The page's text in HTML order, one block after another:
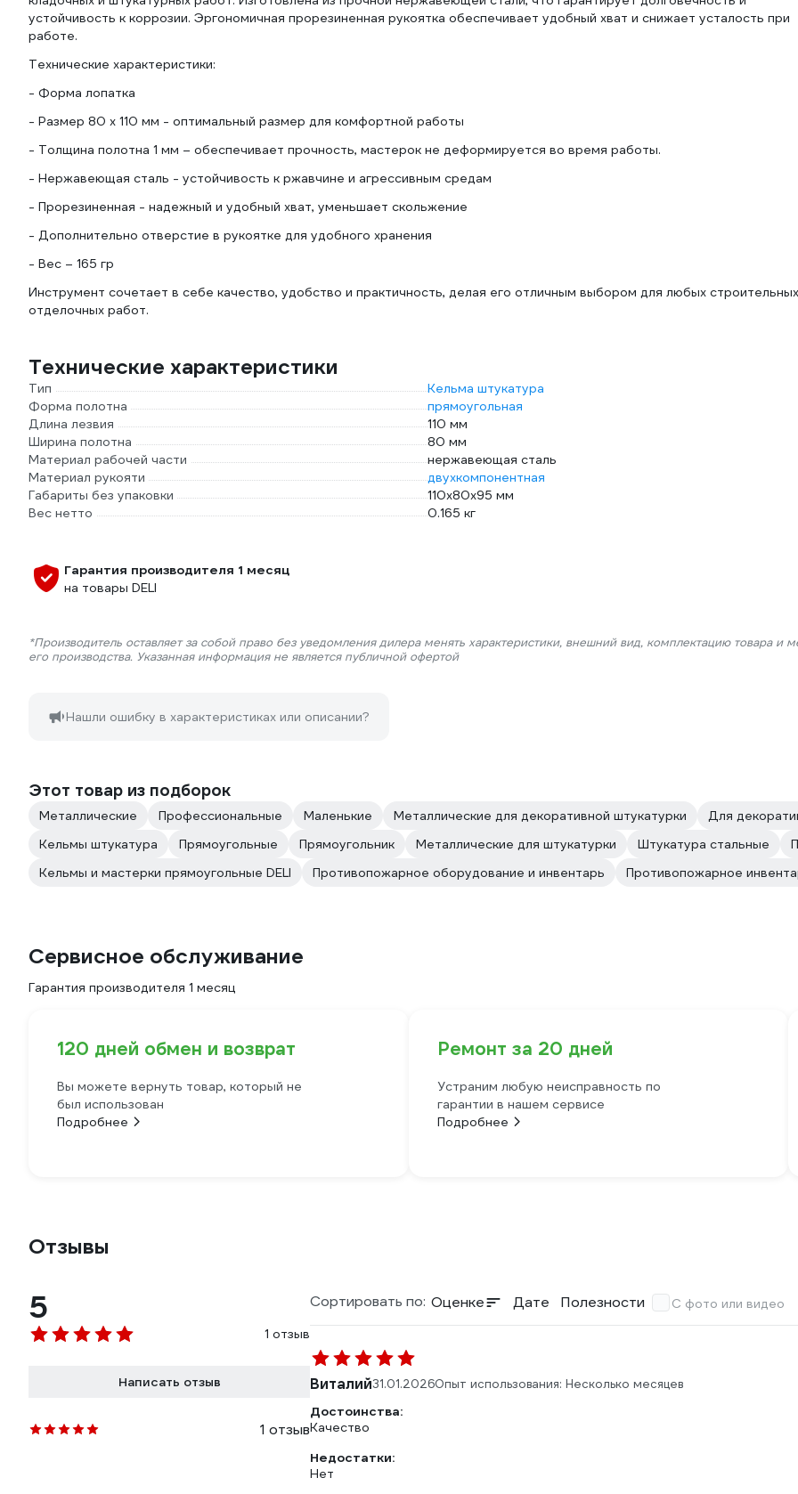
устойчивость к коррозии. Эргономичная прорезиненная рукоятка обеспечивает удобный хват и снижает усталость при
работе.
Технические характеристики:
- Форма лопатка
- Размер 80 х 110 мм - оптимальный размер для комфортной работы
- Толщина полотна 1 мм – обеспечивает прочность, мастерок не деформируется во время работы.
- Нержавеющая сталь - устойчивость к ржавчине и агрессивным средам
- Прорезиненная - надежный и удобный хват, уменьшает скольжение
- Дополнительно отверстие в рукоятке для удобного хранения
- Вес – 165 гр
Инструмент сочетает в себе качество, удобство и практичность, делая его отличным выбором для любых
отделочных работ.
Технические характеристики
Тип
Кельма штукатура
Форма полотна
прямоугольная
Длина лезвия
110 мм
Ширина полотна
80 мм
Материал рабочей части
нержавеющая сталь
Материал рукояти
двухкомпонентная
Габариты без упаковки
110х80х95 мм
Вес нетто
0.165 кг
Гарантия производителя 1 месяц
на товары DELI
*Производитель оставляет за собой право без уведомления дилера менять характеристики, внешний вид, комплектацию товара и
его производства. Указанная информация не является публичной офертой
Нашли ошибку в характеристиках или описании?
Этот товар из подборок
Металлические Профессиональные Маленькие Металлические для декоративной штукатурки
Для
Кельмы штукатура
Прямоугольные Прямоугольник Металлические для штукатурки Штукатура стальные
Кельмы и мастерки прямоугольные DELI
Противопожарное оборудование и инвентарь Противопожарное
Сервисное обслуживание
Гарантия производителя 1 месяц
120 дней обмен и возврат
Вы можете вернуть товар, который не
был использован
Подробнее
Ремонт за 20 дней
Устраним любую неисправность по
гарантии в нашем сервисе
Подробнее
Отзывы
5
1 отзыв
Написать отзыв
1 отзыв
Сортировать по: Оценке Дате Полезности С фото или видео
Виталий31.01.2026Опыт использования: Несколько месяцев
Достоинства:
Качество
Недостатки:
Нет